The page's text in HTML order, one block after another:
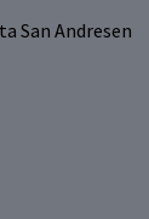
San Andresen